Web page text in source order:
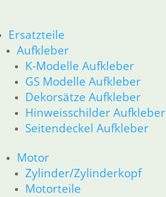
Ersatzteile
Aufkleber
K-Modelle Aufkleber
GS Modelle Aufkleber
Dekorsätze Aufkleber
Hinweisschilder Aufkleber
Seitendeckel Aufkleber
Motor
Zylinder/Zylinderkopf
Motorteile